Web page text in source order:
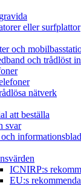
eller surfplattor
och
och trådlöst
nätverk
att beställa
svar
informationsblad
ICNIRP:s
EU:s